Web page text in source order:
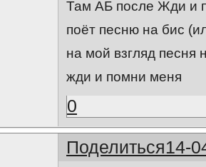
Там АБ после Жди и
поёт песню на бис
на мой взгляд песня
жди и помни меня
0
Поделиться14-